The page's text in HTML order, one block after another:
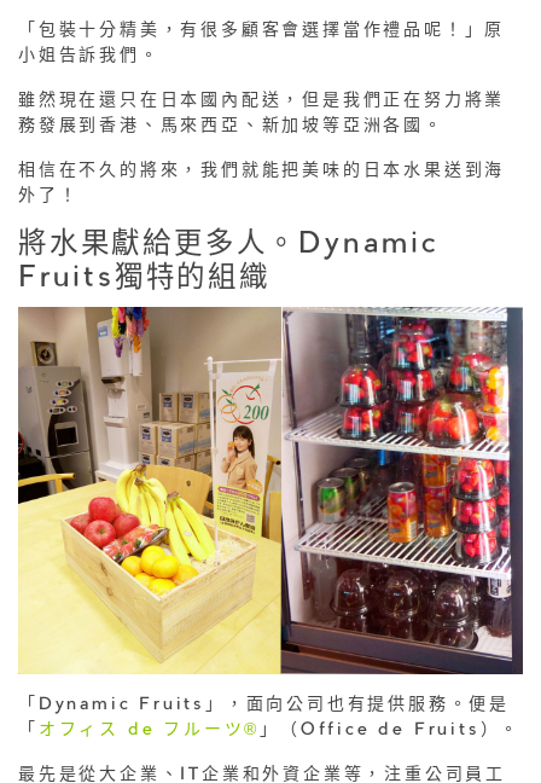
「包裝十分精美，有很多顧客會選擇當作禮品呢！」原
小姐告訴我們。
雖然現在還只在日本國內配送，但是我們正在努力將業
務發展到香港、馬來西亞、新加坡等亞洲各國。
相信在不久的將來，我們就能把美味的日本水果送到海
外了！
將水果獻給更多人。Dynamic
Fruits獨特的組織
「Dynamic Fruits」，面向公司也有提供服務。便是
「 オフィス de フルーツ® 」（Office de Fruits）。
最先是從大企業、IT企業和外資企業等，注重公司員工